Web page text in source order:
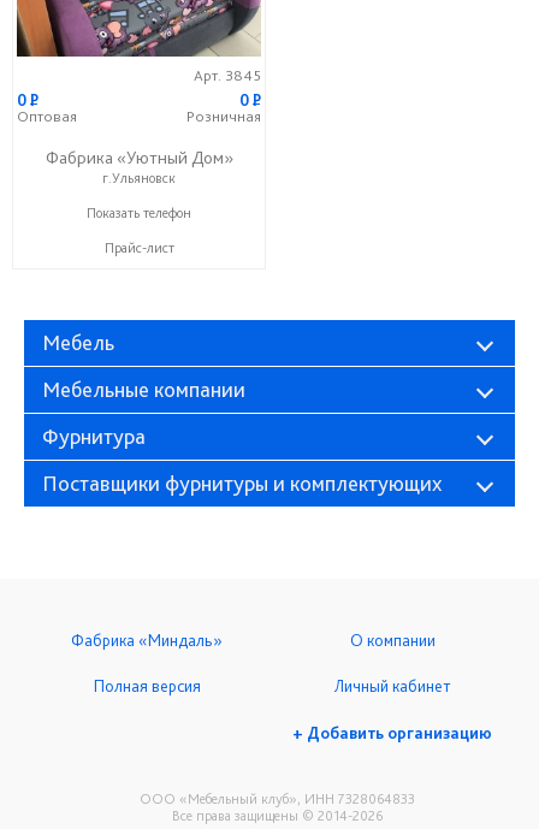
Арт. 3845
0P
Оптовая
0P
Розничная
Фабрика «Уютный Дом»
г.Ульяновск
+7 (927) 815-33-33
Показать телефон
Прайс-лист
Мебель
Мебельные компании
Фурнитура
Поставщики фурнитуры и комплектующих
ООО «Мебельный клуб», ИНН 7328064833
Все права защищены © 2014-2026
Фабрика «Миндаль» О компании
Полная версия Личный кабинет
+ Добавить организацию